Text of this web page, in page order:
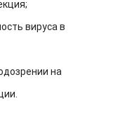
вируса в
на